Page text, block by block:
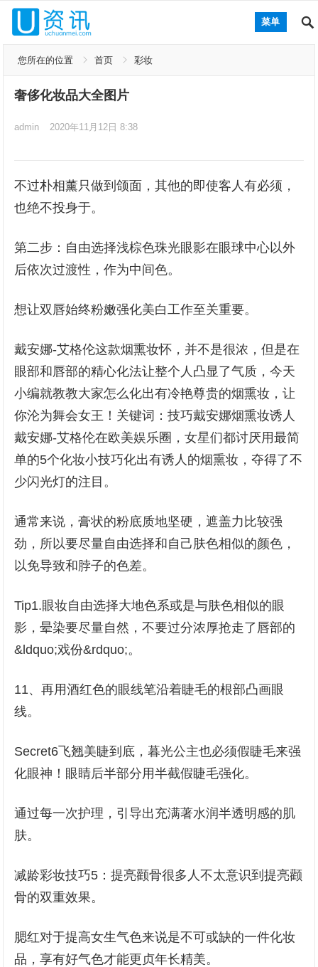
菜单
您所在的位置 首页 彩妆
奢侈化妆品大全图片
admin 2020年11月12日 8:38
不过朴相薰只做到颌面，其他的即使客人有必须，
也绝不投身于。
第二步：自由选择浅棕色珠光眼影在眼球中心以外
后依次过渡性，作为中间色。
想让双唇始终粉嫩强化美白工作至关重要。
戴安娜-艾格伦这款烟熏妆怀，并不是很浓，但是在
眼部和唇部的精心化法让整个人凸显了气质，今天
小编就教教大家怎么化出有冷艳尊贵的烟熏妆，让
你沦为舞会女王！关键词：技巧戴安娜烟熏妆诱人
戴安娜-艾格伦在欧美娱乐圈，女星们都讨厌用最简
单的5个化妆小技巧化出有诱人的烟熏妆，夺得了不
少闪光灯的注目。
通常来说，膏状的粉底质地坚硬，遮盖力比较强
劲，所以要尽量自由选择和自己肤色相似的颜色，
以免导致和脖子的色差。
Tip1.眼妆自由选择大地色系或是与肤色相似的眼
影，晕染要尽量自然，不要过分浓厚抢走了唇部的
&ldquo;戏份&rdquo;。
11、再用酒红色的眼线笔沿着睫毛的根部凸画眼
线。
Secret6飞翘美睫到底，暮光公主也必须假睫毛来强
化眼神！眼睛后半部分用半截假睫毛强化。
通过每一次护理，引导出充满著水润半透明感的肌
肤。
减龄彩妆技巧5：提亮颧骨很多人不太意识到提亮颧
骨的双重效果。
腮红对于提高女生气色来说是不可或缺的一件化妆
品，享有好气色才能更贞年长精美。